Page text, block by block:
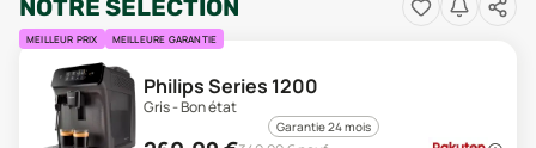
NOTRE SÉLECTION
MEILLEUR PRIX MEILLEURE GARANTIE
Philips Series 1200
Gris - Bon état
Garantie 24 mois